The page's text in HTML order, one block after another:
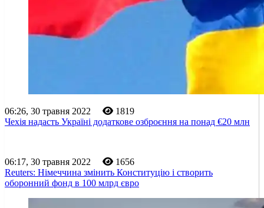
06:26, 30 травня 2022
1819
Чехія надасть Україні додаткове озброєння на понад €20 млн
06:17, 30 травня 2022
1656
Reuters: Німеччина змінить Конституцію і створить
оборонний фонд в 100 млрд євро